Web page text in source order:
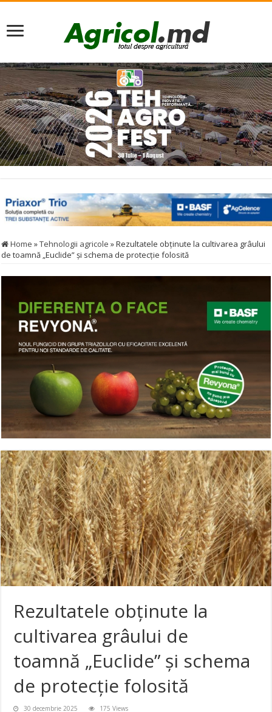
Home »Tehnologii agricole »Rezultatele obținute la cultivarea grâului
de toamnă „Euclide” și schema de protecție folosită
Rezultatele obținute la
cultivarea grâului de
toamnă „Euclide” și schema
de protecție folosită
30 decembrie 2025 175 Views